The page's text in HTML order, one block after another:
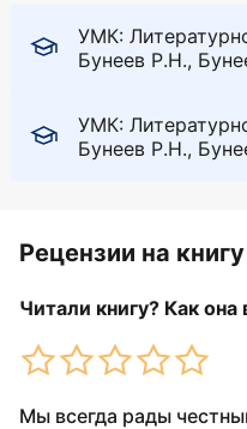
УМК:
Бунеев Р.Н.,
УМК:
Бунеев Р.Н.,
Рецензии на книгу
Читали книгу? Как она
Мы всегда рады